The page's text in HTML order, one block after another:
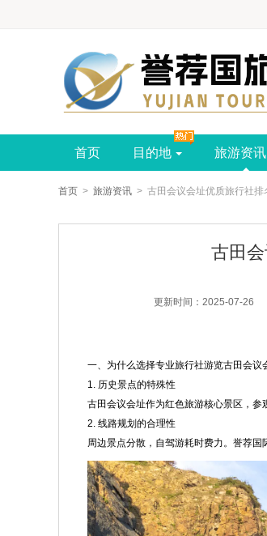
首页 目的地 旅游资讯
首页 > 旅游资讯 > 古田会议会址优质旅行社排
古田
更新时间：2025-07-26
一、为什么选择专业旅行社游览古田会议
1. 历史景点的特殊性
古田会议会址作为红色旅游核心景区，参
2. 线路规划的合理性
周边景点分散，自驾游耗时费力。誉荐国